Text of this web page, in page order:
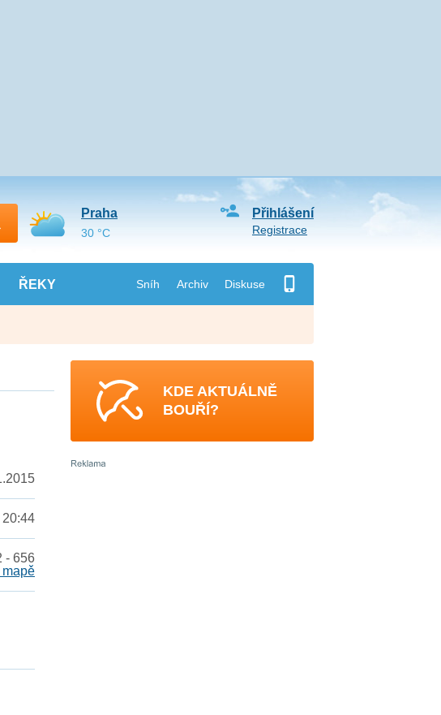
ŘEKY Sníh Archiv Diskuse
Přihlášení
Registrace
Praha
30 °C
- 656
KDE AKTUÁLNĚ
BOUŘÍ?